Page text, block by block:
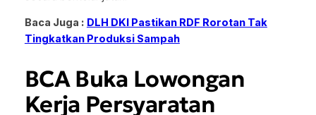
Baca Juga : DLH DKI Pastikan RDF Rorotan Tak
Tingkatkan Produksi Sampah
BCA Buka Lowongan
Kerja Persyaratan